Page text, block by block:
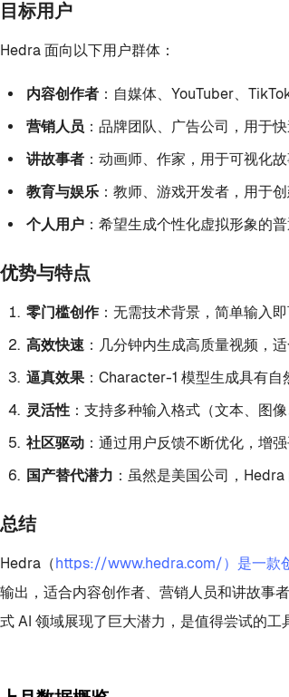
目标用户
Hedra 面向以下用户群体：
内容创作者：自媒体、YouTuber、
营销人员 ：品牌团队、广告公司，用于
讲故事者：动画师、作家，用于可视化故
教育与娱乐：教师、游戏开发者，用于创
个人用户：希望生成个性化虚拟形象的普
优势与特点
零门槛创作：无需技术背景，简单输入即
高效快速：几分钟内生成高质量视频，适
逼真效果：Character-1 模型生成具有自
灵活性：支持多种输入格式（文本、图像
社区驱动：通过用户反馈不断优化，增强
国产替代潜力 ：虽然是美国公司，
总结
Hedra（https://www.hedra.com/）是一款
输出，适合内容创作者、营销人员和讲故事
式 AI 领域展现了巨大潜力，是值得尝试的工